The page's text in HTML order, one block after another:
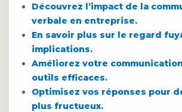
Découvrez l’impact de la
verbale en entreprise.
En savoir plus sur le regard
implications.
Améliorez votre
outils efficaces.
Optimisez vos réponses pour
plus fructueux.